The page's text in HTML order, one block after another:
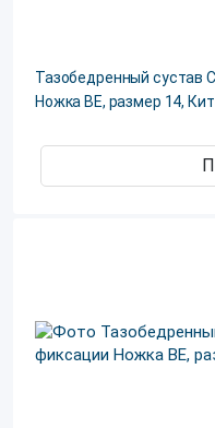
Тазобедренный сустав
Ножка ВЕ, размер 14,